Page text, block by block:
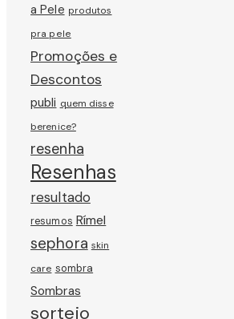
a Pele produtos
pra pele
Promoções e
Descontos
publi quem disse
berenice?
resenha
Resenhas
resultado
resumos Rímel
sephora skin
care sombra
Sombras
sorteio